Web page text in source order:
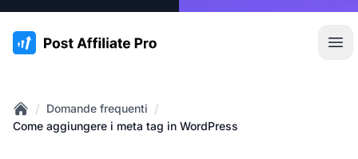
:site.title
Home
/ Domande frequenti /
Come aggiungere i meta tag in WordPress